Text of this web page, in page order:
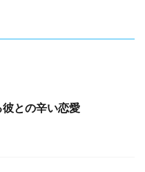
との辛い恋愛